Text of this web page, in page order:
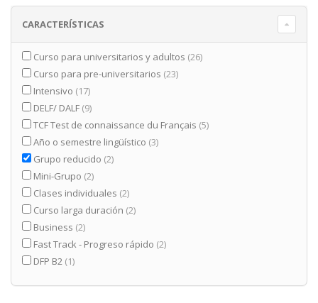
CARACTERÍSTICAS
Curso para universitarios y adultos (26)
Curso para pre-universitarios (23)
Intensivo (17)
DELF/ DALF (9)
TCF Test de connaissance du Français (5)
Año o semestre lingüístico (3)
Grupo reducido (2)
Mini-Grupo (2)
Clases individuales (2)
Curso larga duración (2)
Business (2)
Fast Track - Progreso rápido (2)
DFP B2 (1)